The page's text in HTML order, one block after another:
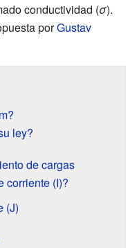
conductividad (σ).
porGustav
ley?
de cargas
corriente (I)?
(J)